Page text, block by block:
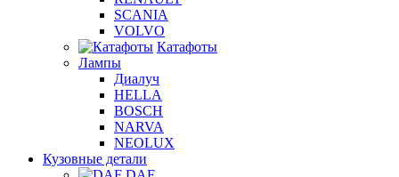
SCANIA
VOLVO
Катафоты
Лампы
Диалуч
HELLA
BOSCH
NARVA
NEOLUX
Кузовные детали